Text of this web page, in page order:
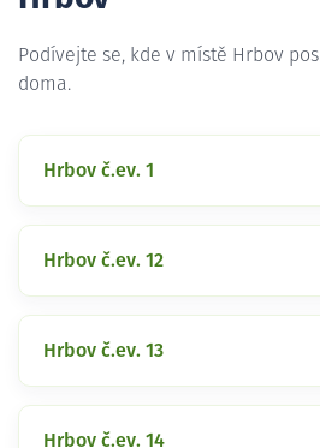
Podívejte se, kde v místě Hrbov
doma.
Hrbov č.ev. 1
Hrbov č.ev. 12
Hrbov č.ev. 13
Hrbov č.ev. 14